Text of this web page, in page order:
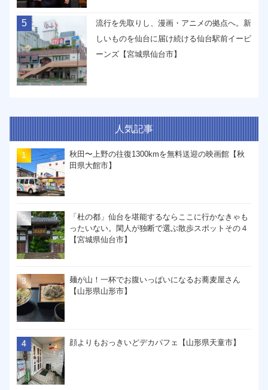
5
流行を先取りし、漫画・アニメの拠点へ。新
しいものを仙台に届け続ける仙台駅前イービ
ーンズ【宮城県仙台市】
人気記事
秋田〜上野の往復1300kmを無料送迎の映画館【秋
田県大館市】
「杜の都」仙台を堪能するならここに行かなきゃも
ったいない。閑人が独断で選ぶ散歩スポットその４
【宮城県仙台市】
麺が山！一杯でお腹いっぱいになるお蕎麦屋さん
【山形県山形市】
顔よりもおっきいどデカパフェ【山形県天童市】